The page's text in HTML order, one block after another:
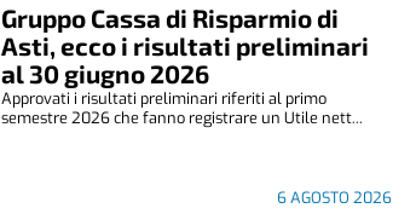
Gruppo Cassa di Risparmio di
Asti, ecco i risultati preliminari
al 30 giugno 2026
6 AGOSTO 2026
Approvati i risultati preliminari riferiti al primo
semestre 2026 che fanno registrare un Utile nett...